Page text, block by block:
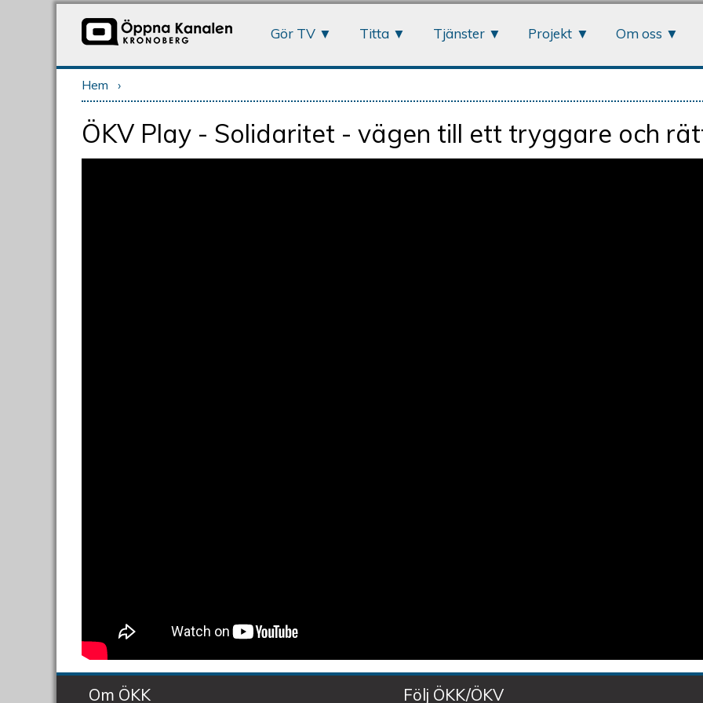
Gör TV Titta Tjänster Projekt Om oss
Du är här
Hem ›
ÖKV Play - Solidaritet - vägen till ett tryggare och
Om ÖKK Följ ÖKK/ÖKV